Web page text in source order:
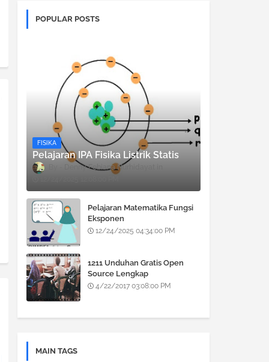
POPULAR POSTS
FISIKA
Pelajaran IPA Fisika Listrik Statis
Denny Febiana Nurhidayat
Pelajaran Matematika Fungsi
Eksponen
12/24/2025 04:34:00 PM
1211 Unduhan Gratis Open
Source Lengkap
4/22/2017 03:08:00 PM
MAIN TAGS